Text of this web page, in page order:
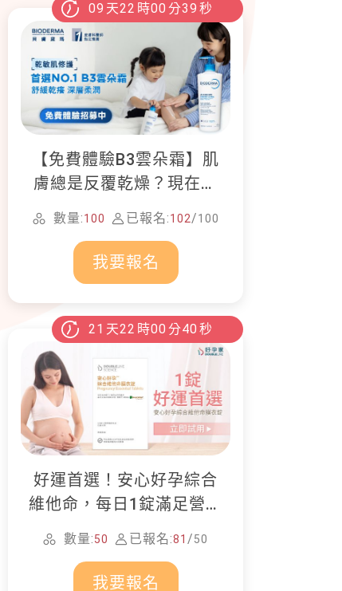
09 天22 時00 分37 秒
【免費體驗B3雲朵霜】肌
膚總是反覆乾燥？現在就
加入貝膚黛瑪修護體驗計
畫！
數量:100 已報名:102/100
我要報名
21 天22 時00 分38 秒
好運首選！安心好孕綜合
維他命，每日1錠滿足營養
所需
數量:50 已報名:81 /50
我要報名